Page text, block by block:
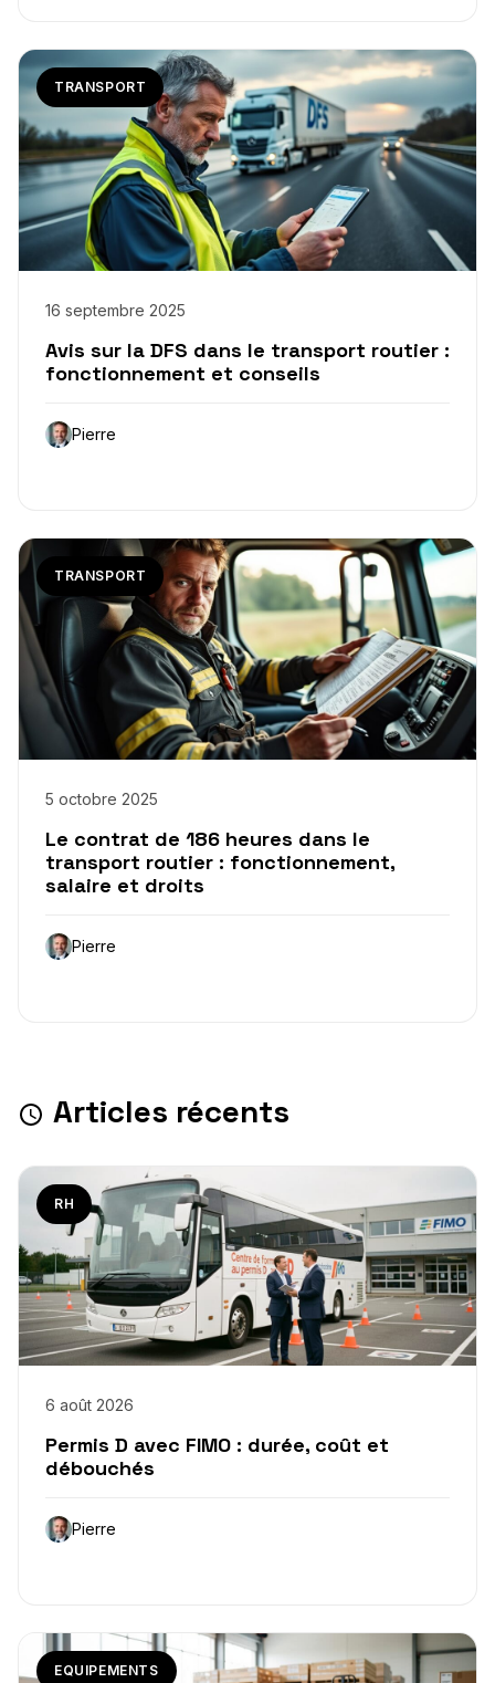
TRANSPORT
16 septembre 2025
Avis sur la DFS dans le transport routier :
fonctionnement et conseils
Pierre
TRANSPORT
5 octobre 2025
Le contrat de 186 heures dans le
transport routier : fonctionnement,
salaire et droits
Pierre
Articles récents
RH
6 août 2026
Permis D avec FIMO : durée, coût et
débouchés
Pierre
EQUIPEMENTS